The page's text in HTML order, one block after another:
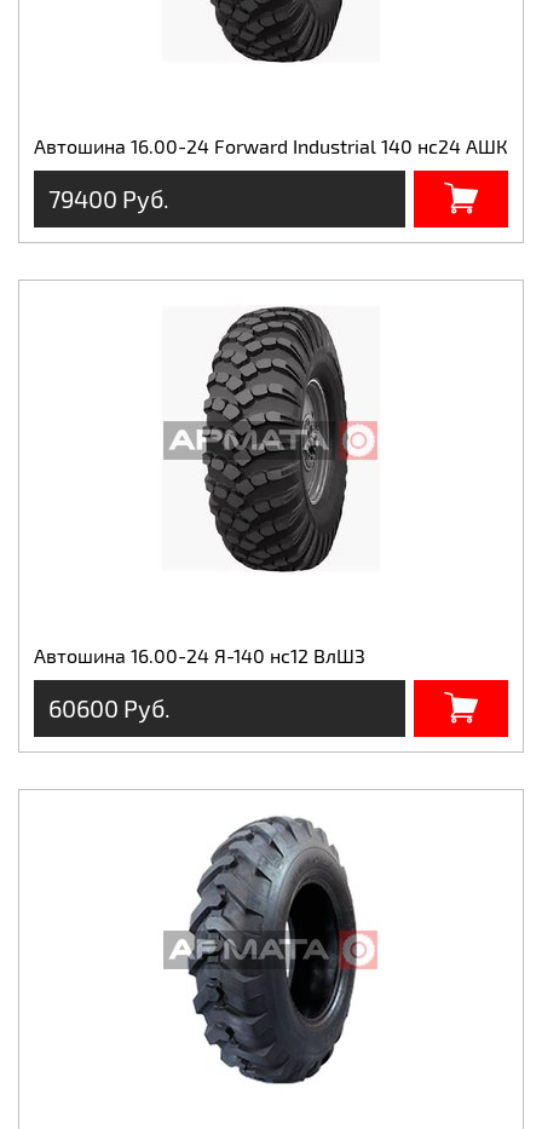
Автошина 16.00-24 Forward Industrial 140 нс24 АШК
79400 Руб.
Автошина 16.00-24 Я-140 нс12 ВлШЗ
60600 Руб.